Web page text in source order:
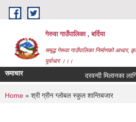
Skip to main content
गेरुवा गाउँपालिका , बर्दिया
समृद्ध गेरूवा गाउँपालिका निर्माणको आधार,
पूर्वाधार ।।।
समाचार दरवन्दी मिलानका
You are here
Home » श्री ग्रीन ग्लोबल स्कुल शान्तिबजार